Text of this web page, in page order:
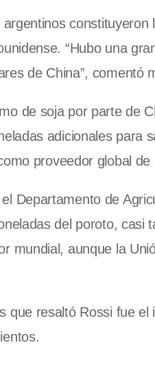
“Hubo una
de China”, comentó
de soja por parte de
adicionales para
proveedor global de
Departamento de
del poroto, casi
mundial, aunque la
que resaltó Rossi fue